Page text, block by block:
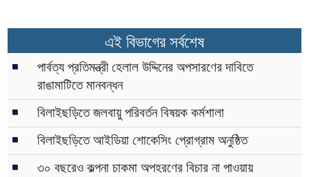
এই বিভাগের সর্বশেষ
পার্বত্য প্রতিমন্ত্রী হেলাল উদ্দিনের অপসারণের দাবিতে
রাঙামাটিতে মানবন্ধন
বিলাইছড়িতে জলবায়ু পরিবর্তন বিষয়ক কর্মশালা
বিলাইছড়িতে আইডিয়া শোকেসিং প্রোগ্রাম অনুষ্ঠিত
৩০ বছরেও কল্পনা চাকমা অপহরণের বিচার না পাওয়ায়